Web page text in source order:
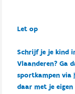
Let op
Schrijf je je kind
Vlaanderen? Ga
sportkampen via
daar met je